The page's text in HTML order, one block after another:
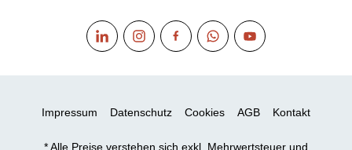
Impressum Datenschutz Cookies AGB Kontakt
* Alle Preise verstehen sich exkl. Mehrwertsteuer und